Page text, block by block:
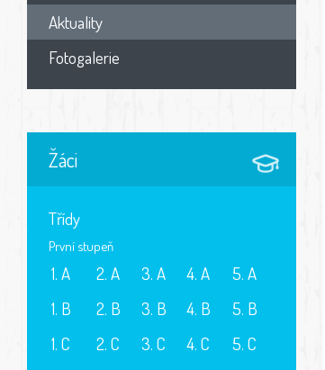
Aktuality
Fotogalerie
Žáci
Třídy
První stupeň
1. A
1. B
1. C
2. A
2. B
2. C
3. A
3. B
3. C
4. A
4. B
4. C
5. A
5. B
5. C